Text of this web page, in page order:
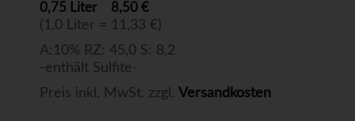
0,75 Liter
8,50 €
(1,0 Liter = 11,33 €)
A:10% RZ: 45,0 S: 8,2
-enthält Sulfite-
Preis inkl. MwSt. zzgl. Versandkosten